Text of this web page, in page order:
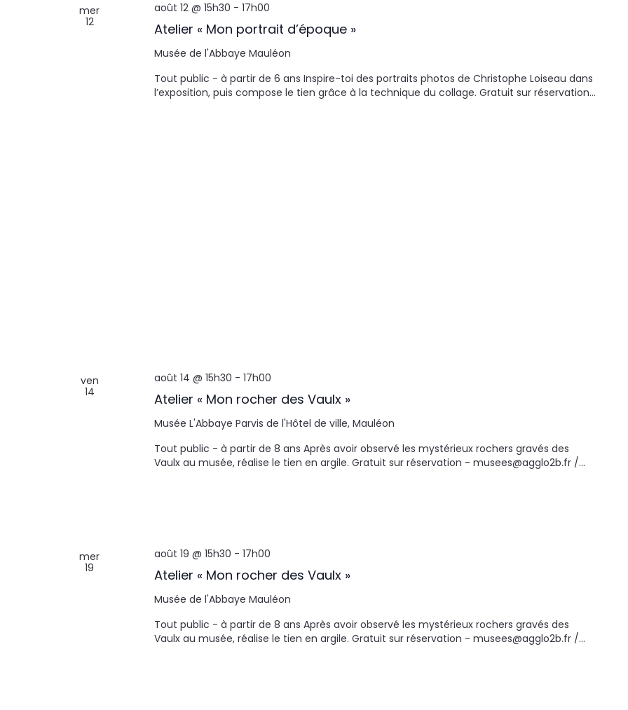
mer
12
Atelier « Mon portrait d’époque »
août 12 @ 15h30 - 17h00
Musée de l'Abbaye Mauléon
Tout public - à partir de 6 ans Inspire-toi des portraits photos de Christophe Loiseau dans
l’exposition, puis compose le tien grâce à la technique du collage. Gratuit sur réservation…
ven
14
Atelier « Mon rocher des Vaulx »
août 14 @ 15h30 - 17h00
Musée L'Abbaye Parvis de l'Hôtel de ville, Mauléon
Tout public - à partir de 8 ans Après avoir observé les mystérieux rochers gravés des
Vaulx au musée, réalise le tien en argile. Gratuit sur réservation - musees@agglo2b.fr /…
mer
19
Atelier « Mon rocher des Vaulx »
août 19 @ 15h30 - 17h00
Musée de l'Abbaye Mauléon
Tout public - à partir de 8 ans Après avoir observé les mystérieux rochers gravés des
Vaulx au musée, réalise le tien en argile. Gratuit sur réservation - musees@agglo2b.fr /…